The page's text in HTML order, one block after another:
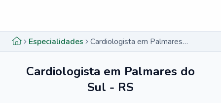
Especialidades Cardiologista em Palmares do Sul - RS
Cardiologista em Palmares do
Sul - RS